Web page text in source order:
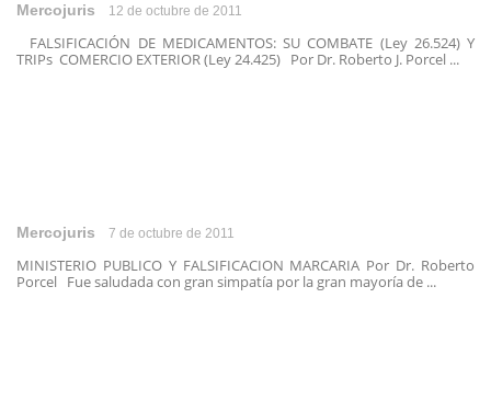
Mercojuris 12 de octubre de 2011
FALSIFICACIÓN DE MEDICAMENTOS: SU COMBATE (Ley 26.524) Y
TRIPs COMERCIO EXTERIOR (Ley 24.425) Por Dr. Roberto J. Porcel ...
Mercojuris 7 de octubre de 2011
MINISTERIO PUBLICO Y FALSIFICACION MARCARIA Por Dr. Roberto
Porcel Fue saludada con gran simpatía por la gran mayoría de ...